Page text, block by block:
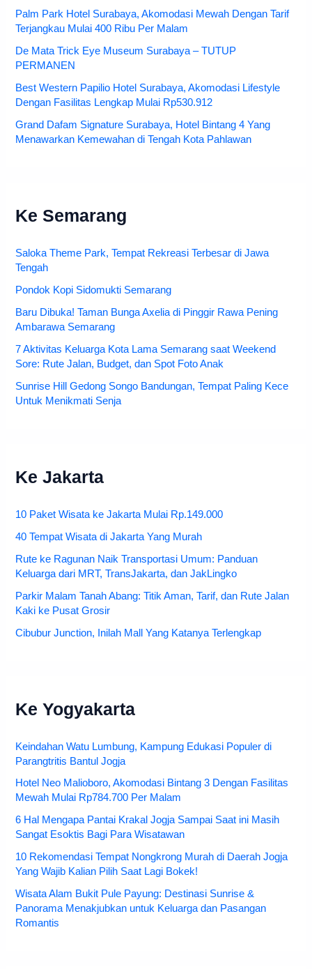
Palm Park Hotel Surabaya, Akomodasi Mewah Dengan Tarif
Terjangkau Mulai 400 Ribu Per Malam
De Mata Trick Eye Museum Surabaya – TUTUP
PERMANEN
Best Western Papilio Hotel Surabaya, Akomodasi Lifestyle
Dengan Fasilitas Lengkap Mulai Rp530.912
Grand Dafam Signature Surabaya, Hotel Bintang 4 Yang
Menawarkan Kemewahan di Tengah Kota Pahlawan
Ke Semarang
Saloka Theme Park, Tempat Rekreasi Terbesar di Jawa
Tengah
Pondok Kopi Sidomukti Semarang
Baru Dibuka! Taman Bunga Axelia di Pinggir Rawa Pening
Ambarawa Semarang
7 Aktivitas Keluarga Kota Lama Semarang saat Weekend
Sore: Rute Jalan, Budget, dan Spot Foto Anak
Sunrise Hill Gedong Songo Bandungan, Tempat Paling Kece
Untuk Menikmati Senja
Ke Jakarta
10 Paket Wisata ke Jakarta Mulai Rp.149.000
40 Tempat Wisata di Jakarta Yang Murah
Rute ke Ragunan Naik Transportasi Umum: Panduan
Keluarga dari MRT, TransJakarta, dan JakLingko
Parkir Malam Tanah Abang: Titik Aman, Tarif, dan Rute Jalan
Kaki ke Pusat Grosir
Cibubur Junction, Inilah Mall Yang Katanya Terlengkap
Ke Yogyakarta
Keindahan Watu Lumbung, Kampung Edukasi Populer di
Parangtritis Bantul Jogja
Hotel Neo Malioboro, Akomodasi Bintang 3 Dengan Fasilitas
Mewah Mulai Rp784.700 Per Malam
6 Hal Mengapa Pantai Krakal Jogja Sampai Saat ini Masih
Sangat Esoktis Bagi Para Wisatawan
10 Rekomendasi Tempat Nongkrong Murah di Daerah Jogja
Yang Wajib Kalian Pilih Saat Lagi Bokek!
Wisata Alam Bukit Pule Payung: Destinasi Sunrise &
Panorama Menakjubkan untuk Keluarga dan Pasangan
Romantis